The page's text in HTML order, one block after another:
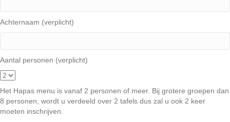
Achternaam (verplicht)
Aantal personen (verplicht)
Het Hapas menu is vanaf 2 personen of meer. Bij grotere groepen dan
8 personen, wordt u verdeeld over 2 tafels dus zal u ook 2 keer
moeten inschrijven.